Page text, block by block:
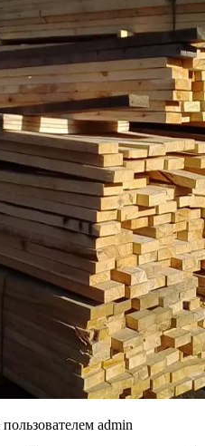
пользователем admin